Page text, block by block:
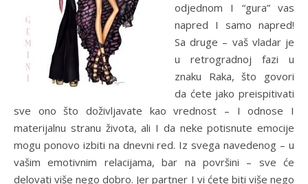
odjednom I “gura” vas
napred I samo napred!
Sa druge – vaš vladar je
u retrogradnoj fazi u
znaku Raka, što govori
da ćete jako preispitivati
sve ono što doživljavate kao vrednost – I odnose I
materijalnu stranu života, ali I da neke potisnute emocije
mogu ponovo izbiti na dnevni red. Iz svega navedenog – u
vašim emotivnim relacijama, bar na površini – sve će
delovati više nego dobro. Jer partner I vi ćete biti više nego